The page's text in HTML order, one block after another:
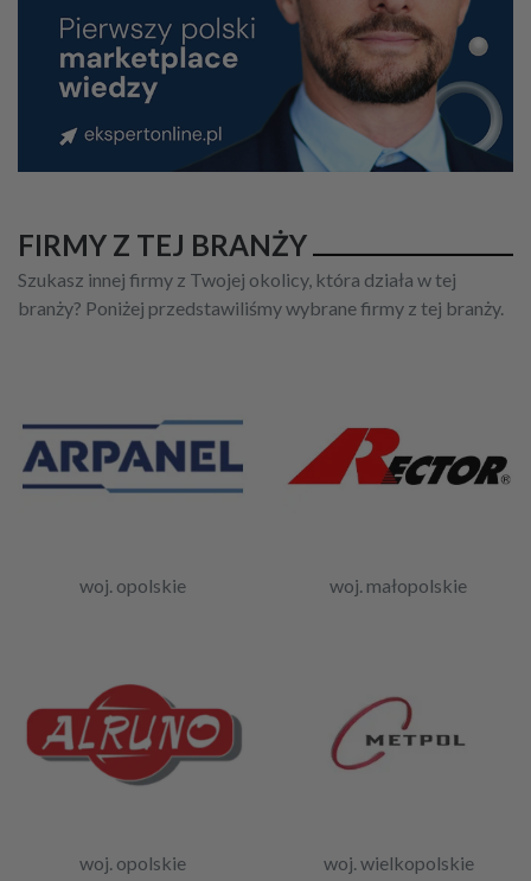
FIRMY Z TEJ BRANŻY
Szukasz innej firmy z Twojej okolicy, która działa w tej
branży? Poniżej przedstawiliśmy wybrane firmy z tej branży.
woj. opolskie woj. małopolskie
woj. opolskie woj. wielkopolskie